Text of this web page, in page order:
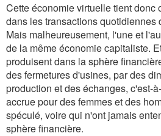
Cette économie virtuelle tient donc
dans les transactions quotidiennes
Mais malheureusement, l'une et
de la même économie capitaliste.
produisent dans la sphère
des fermetures d'usines, par des
production et des échanges, c'est-
accrue pour des femmes et des
spéculé, voire qui n'ont jamais
sphère financière.